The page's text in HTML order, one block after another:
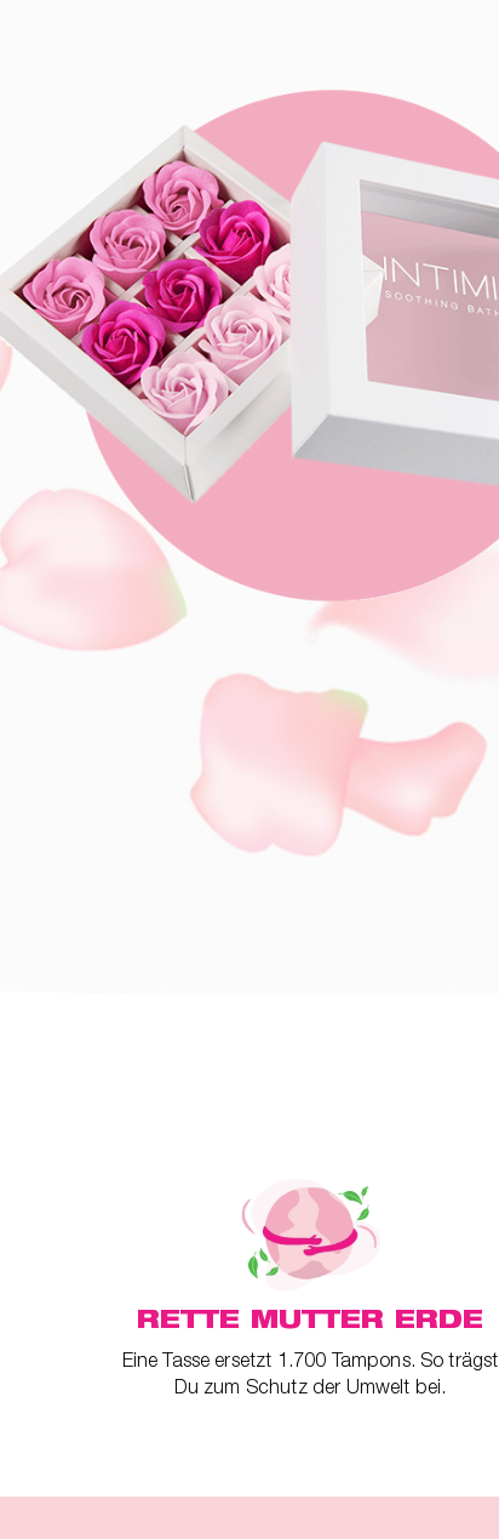
RETTE MUTTER ERDE
Eine Tasse ersetzt 1.700 Tampons. So trägst
Du zum Schutz der Umwelt bei.